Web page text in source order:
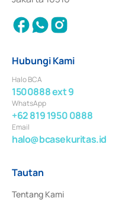
Hubungi Kami
Halo BCA
1500888 ext 9
WhatsApp
+62 819 1950 0888
Email
halo@bcasekuritas.id
Tautan
Tentang Kami